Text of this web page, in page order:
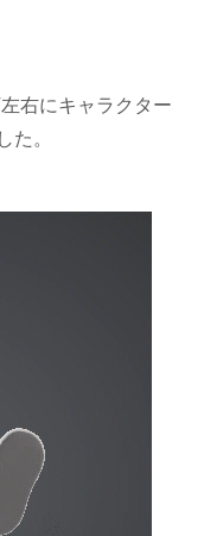
右にキャラクター
。